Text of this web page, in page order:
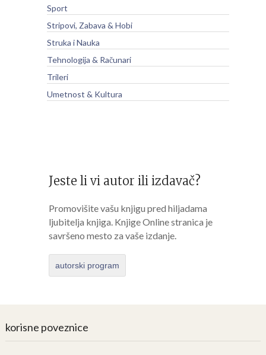
Sport
Stripovi, Zabava & Hobi
Struka i Nauka
Tehnologija & Računari
Trileri
Umetnost & Kultura
Jeste li vi autor ili izdavač?
Promovišite vašu knjigu pred hiljadama
ljubitelja knjiga. Knjige Online stranica je
savršeno mesto za vaše izdanje.
autorski program
korisne poveznice